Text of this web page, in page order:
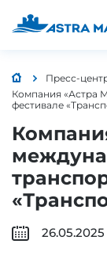
Пресс-
Компания «Астра
фестивале
26.05.2025